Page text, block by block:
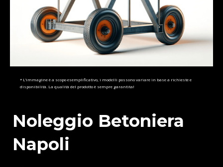
Noleggio Betoniera
Napoli
* L’immagine è a scopo esemplificativo, i modelli possono variare in base a richieste e
disponibilità. La qualità del prodotto è sempre garantita!